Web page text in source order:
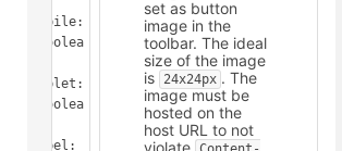
mobile:
<boolea
tablet:
<boolea
label:
set as button
image in the
toolbar. The ideal
size of the image
is
24x24px . The
image must be
hosted on the
host URL to not
violate